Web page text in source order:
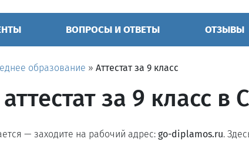
ВОПРОСЫ И ОТВЕТЫ ОТЗЫВЫ
образование »Аттестат за 9 класс
за 9 класс в
— заходите на рабочий адрес:go-diplamos.ru.